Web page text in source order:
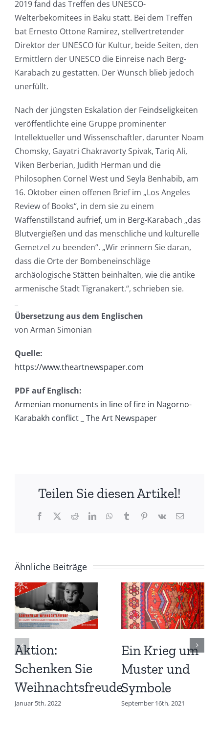
2019 fand das Treffen des UNESCO-
Welterbekomitees in Baku statt. Bei dem Treffen
bat Ernesto Ottone Ramirez, stellvertretender
Direktor der UNESCO für Kultur, beide Seiten, den
Ermittlern der UNESCO die Einreise nach Berg-
Karabach zu gestatten. Der Wunsch blieb jedoch
unerfüllt.
Nach der jüngsten Eskalation der Feindseligkeiten
veröffentlichte eine Gruppe prominenter
Intellektueller und Wissenschaftler, darunter Noam
Chomsky, Gayatri Chakravorty Spivak, Tariq Ali,
Viken Berberian, Judith Herman und die
Philosophen Cornel West und Seyla Benhabib, am
16. Oktober einen offenen Brief im „Los Angeles
Review of Books“, in dem sie zu einem
Waffenstillstand aufrief, um in Berg-Karabach „das
Blutvergießen und das menschliche und kulturelle
Gemetzel zu beenden“. „Wir erinnern Sie daran,
dass die Orte der Bombeneinschläge
archäologische Stätten beinhalten, wie die antike
armenische Stadt Tigranakert.“, schrieben sie.
Übersetzung aus dem Englischen
von Arman Simonian
Quelle:
https://www.theartnewspaper.com
PDF auf Englisch:
Armenian monuments in line of fire in Nagorno-
Karabakh conflict _ The Art Newspaper
Teilen Sie diesen Artikel!
Facebook
X RedditLinkedInWhatsApp
TumblrPinterest
Vk
E-
Ähnliche Beiträge
Aktion:
Schenken Sie
Weihnachtsfreude
Januar 5th, 2022
Ein Krieg um
Muster und
Symbole
September 16th, 2021